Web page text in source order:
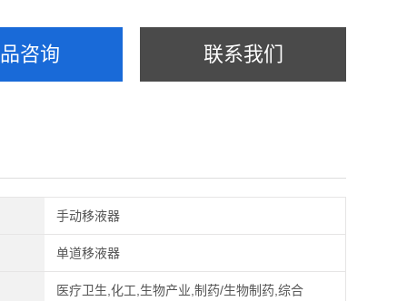
咨询 联系我们
手动移液器
单道移液器
医疗卫生,化工,生物产业,制药/生物制药,综合